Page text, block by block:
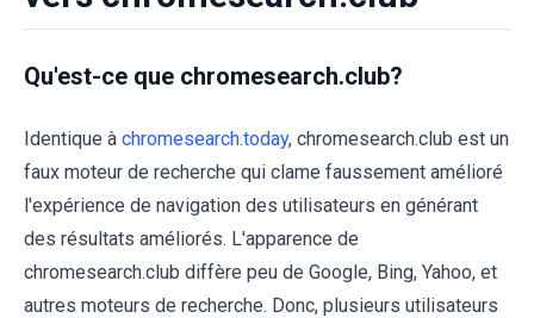
Qu'est-ce que chromesearch.club?
Identique à chromesearch.today, chromesearch.club est un
faux moteur de recherche qui clame faussement amélioré
l'expérience de navigation des utilisateurs en générant
des résultats améliorés. L'apparence de
chromesearch.club diffère peu de Google, Bing, Yahoo, et
autres moteurs de recherche. Donc, plusieurs utilisateurs